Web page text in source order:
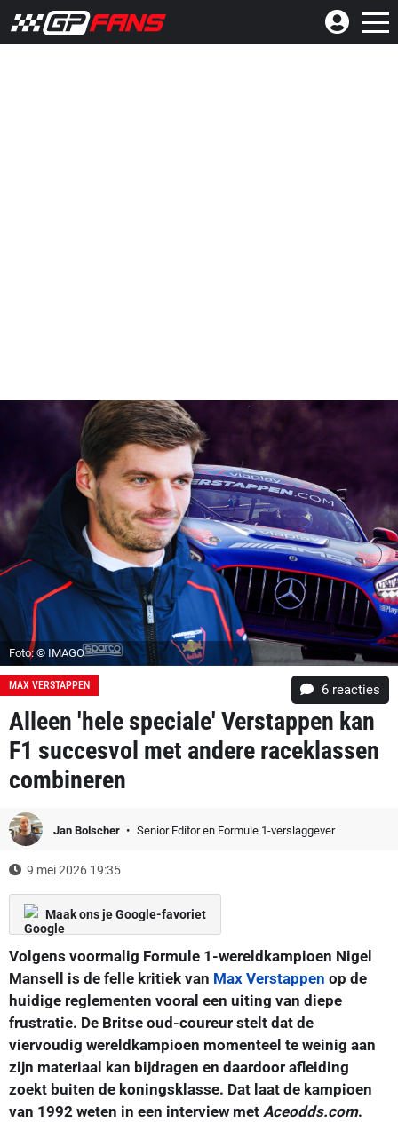
Foto: © IMAGO
MAX VERSTAPPEN 6 reacties
Alleen 'hele speciale' Verstappen kan
F1 succesvol met andere raceklassen
combineren
Jan Bolscher Senior Editor en Formule 1-verslaggever
9 mei 2026 19:35
Maak ons je Google-favoriet
Volgens voormalig Formule 1-wereldkampioen Nigel
Mansell is de felle kritiek van Max Verstappen op de
huidige reglementen vooral een uiting van diepe
frustratie. De Britse oud-coureur stelt dat de
viervoudig wereldkampioen momenteel te weinig aan
zijn materiaal kan bijdragen en daardoor afleiding
zoekt buiten de koningsklasse. Dat laat de kampioen
van 1992 weten in een interview met Aceodds.com.